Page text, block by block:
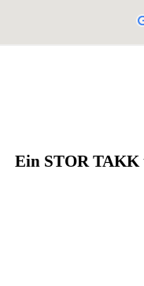
Ein STOR TAKK